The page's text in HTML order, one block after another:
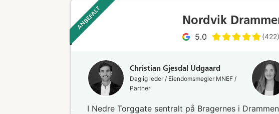
ANBEFALT ‎ ‎ ‎ Nordvik
5.0 (422)
Christian Gjesdal Udgaard
Daglig leder / Eiendomsmegler MNEF /
Partner
I Nedre Torggate sentralt på Bragernes i